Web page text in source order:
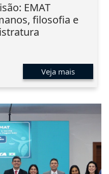
EMAT
filosofia e
Veja mais